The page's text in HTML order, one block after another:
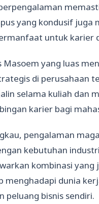
yang kondusif
untuk karier
Masoem yang luas
di perusahaan
selama kuliah dan
karier bagi
pengalaman
kebutuhan
kombinasi
menghadapi dunia
peluang bisnis sendiri.